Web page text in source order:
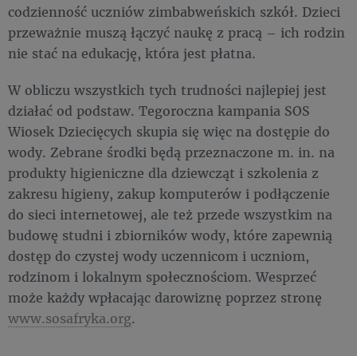
codzienność uczniów zimbabweńskich szkół. Dzieci
przeważnie muszą łączyć naukę z pracą – ich rodzin
nie stać na edukację, która jest płatna.
W obliczu wszystkich tych trudności najlepiej jest
działać od podstaw. Tegoroczna kampania SOS
Wiosek Dziecięcych skupia się więc na dostępie do
wody. Zebrane środki będą przeznaczone m. in. na
produkty higieniczne dla dziewcząt i szkolenia z
zakresu higieny, zakup komputerów i podłączenie
do sieci internetowej, ale też przede wszystkim na
budowę studni i zbiorników wody, które zapewnią
dostęp do czystej wody uczennicom i uczniom,
rodzinom i lokalnym społecznościom. Wesprzeć
może każdy wpłacając darowiznę poprzez stronę
www.sosafryka.org.